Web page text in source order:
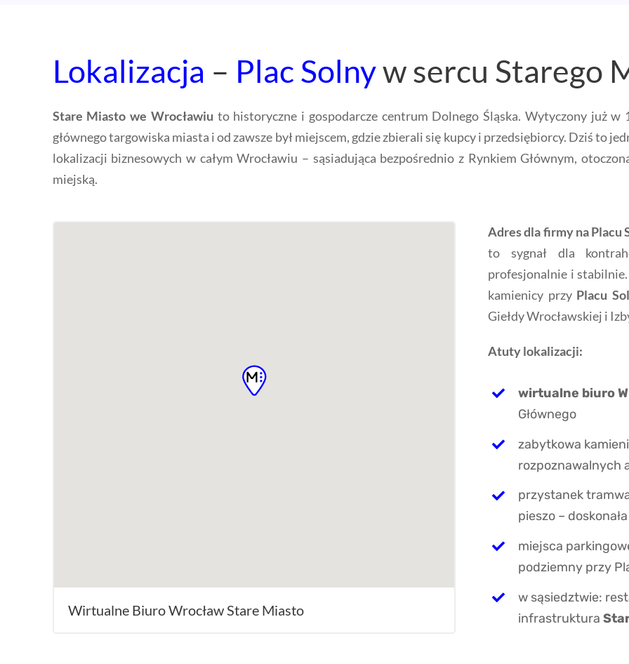
Lokalizacja – Plac Solnyw sercu Starego
Stare Miasto we Wrocławiu to historyczne i gospodarcze centrum Dolnego Śląska. Wytyczony już w
głównego targowiska miasta i od zawsze był miejscem, gdzie zbierali się kupcy i przedsiębiorcy. Dziś to
lokalizacji biznesowych w całym Wrocławiu – sąsiadująca bezpośrednio z Rynkiem Głównym,
miejską.
Wirtualne Biuro Wrocław Stare Miasto
Adres dla firmy na Placu
to sygnał dla
profesjonalnie i
kamienicy przy Placu
Giełdy Wrocławskiej i
Atuty lokalizacji:
wirtualne biuro
Głównego
zabytkowa
rozpoznawalnych
przystanek
pieszo –
miejsca
podziemny przy
w sąsiedztwie:
infrastruktura